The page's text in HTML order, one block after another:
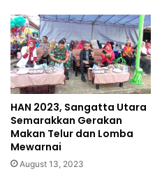
HAN 2023, Sangatta Utara
Semarakkan Gerakan
Makan Telur dan Lomba
Mewarnai
August 13, 2023